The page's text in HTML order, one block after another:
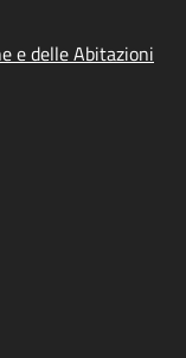
e delle Abitazioni